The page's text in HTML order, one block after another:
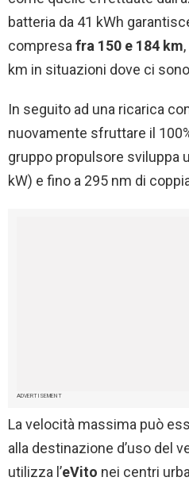
batteria da 41 kWh
compresa fra 150 e 184 km
km in situazioni dove ci
In seguito ad una ricarica
nuovamente sfruttare il
gruppo propulsore sviluppa
kW) e fino a 295 nm di
ADVERTISEMENT
La velocità massima può
alla destinazione d’uso del
utilizza l’eVito nei centri